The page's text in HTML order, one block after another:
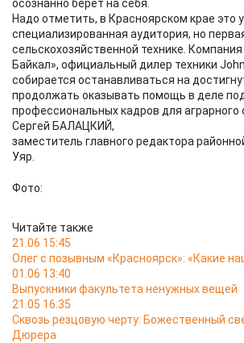
осознанно берёт на себя.
Надо отметить, в Красноярском крае это
специализированная аудитория, но
сельскохозяйственной технике.
Байкал», официальный дилер техники
собирается останавливаться на
продолжать оказывать помощь в деле
профессиональных кадров для аграрного
Сергей БАЛАЦКИЙ,
заместитель главного редактора
Уяр.
Фото:
Читайте также
21.06 15:45
Олег с позывным «Красноярск»: «Какие
01.06 13:40
Выпускники факультета ненужных вещей
21.05 16:35
Сквозь резцовую черту: Божественный
Дюрера